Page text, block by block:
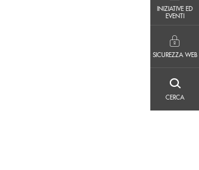
INIZIATIVE ED
EVENTI
SICUREZZA WEB
CERCA